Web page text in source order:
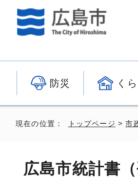
防災 く
現在の位置： トップページ >市
広島市統計書